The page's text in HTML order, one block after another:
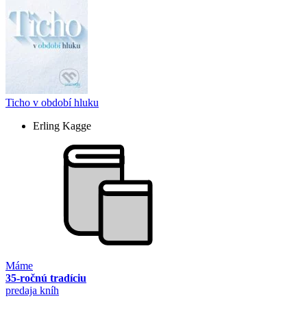
Ticho v období hluku
Erling Kagge
Máme
35-ročnú tradíciu
predaja kníh